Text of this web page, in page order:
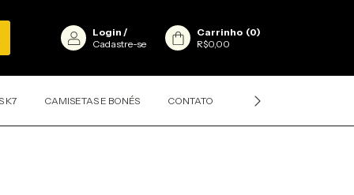
Login /
Cadastre-se
Carrinho (0)
R$0,00
K7 CAMISETAS E BONÉS CONTATO CLASSIFICAÇÕES DOS